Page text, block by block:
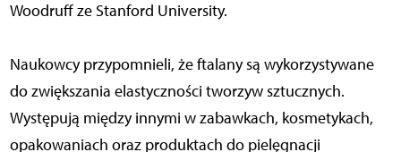
Woodruff ze Stanford University.
Naukowcy przypomnieli, że ftalany są wykorzystywane
do zwiększania elastyczności tworzyw sztucznych.
Występują między innymi w zabawkach, kosmetykach,
opakowaniach oraz produktach do pielęgnacji